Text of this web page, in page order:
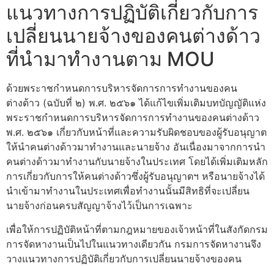
แนวทางการปฏิบัติเกี่ยวกับการ
เปลี่ยนนายจ้างของคนต่างด้าว
ที่นำมาทำงานตาม MOU
ด้วยพระาชกำหนดการบริหารจัดการการทำงานของคน
ต่างด้าว (ฉบับที่ ๒) พ.ศ. ๒๕๖๑ ได้แก้ไขเพิ่มเติมบทบัญญัติแห่ง
พระราชกำหนดการบริหารจัดการการทำงานของคนต่างด้าว
พ.ศ. ๒๕๖๑ เกี่ยวกับหน้าที่และความรับผิดชอบของผู้รับอนุญาต
ให้นำคนต่างด้าวมาทำงานและนายจ้าง อันเนื่องมาจากการนำ
คนต่างด้าวมาทำงานกับนายจ้างในประเทศ โดยได้เพิ่มเติมหลัก
การเกี่ยวกับการให้คนต่างด้าวซึ่งผู้รับอนุญาตฯ หรือนายจ้างได้
นำเข้ามาทำงานในประเทศเพื่อทำงานนั้นมีสิทธิที่จะเปลี่ยน
นายจ้างก่อนครบสัญญาจ้างไว้เป็นการเฉพาะ
เพื่อให้การปฏิบัติหน้าที่ตามกฎหมายของเจ้าหน้าที่ในสังกัดกรม
การจัดหางานเป็นไปในแนวทางเดียวกัน กรมการจัดหางานจึง
วางแนวทางการปฏิบัติเกี่ยวกับการเปลี่ยนนายจ้างของคน